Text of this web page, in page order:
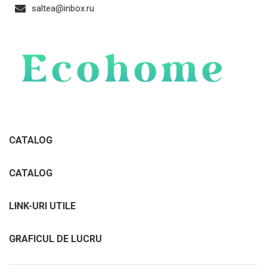
saltea@inbox.ru
CATALOG
CATALOG
LINK-URI UTILE
GRAFICUL DE LUCRU